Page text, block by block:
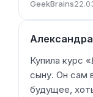
GeekBrains
Александра
Купила курс «
сыну. Он сам
будущее,